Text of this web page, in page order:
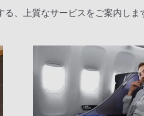
、上質なサービスをご案内しま